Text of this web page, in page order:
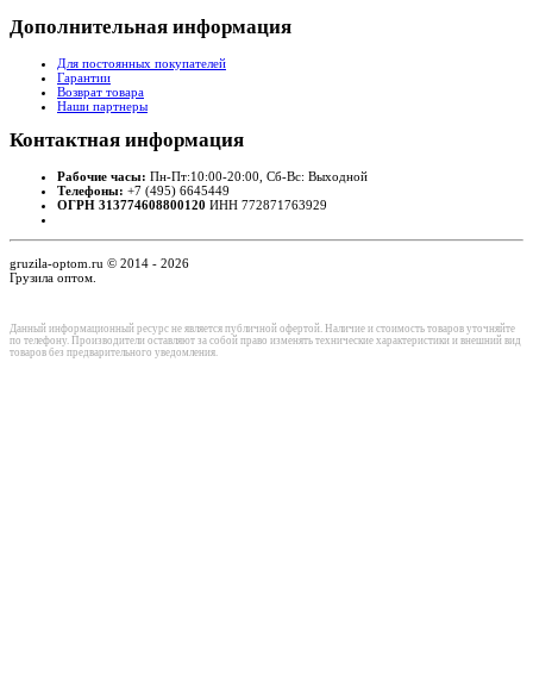
Дополнительная информация
Для постоянных покупателей
Гарантии
Возврат товара
Наши партнеры
Контактная информация
Рабочие часы: Пн-Пт:10:00-20:00, Сб-Вс: Выходной
Телефоны: +7 (495) 6645449
ОГРН 313774608800120 ИНН 772871763929
gruzila-optom.ru © 2014 - 2026
Грузила оптом.
Данный информационный ресурс не является публичной офертой. Наличие и стоимость товаров уточняйте
по телефону. Производители оставляют за собой право изменять технические характеристики и внешний вид
товаров без предварительного уведомления.